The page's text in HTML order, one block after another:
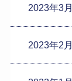
2023年3月
2023年2月